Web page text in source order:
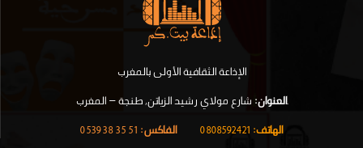
الإذاعة الثقافية الأولى بالمغرب
.العنوان:شارع مولاي رشيد الزياتن, طنجة – المغرب
الهاتف:
الفاكس: